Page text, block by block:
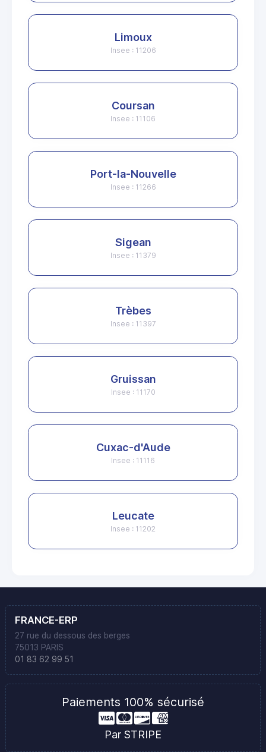
Limoux
Insee : 11206
Coursan
Insee : 11106
Port-la-Nouvelle
Insee : 11266
Sigean
Insee : 11379
Trèbes
Insee : 11397
Gruissan
Insee : 11170
Cuxac-d'Aude
Insee : 11116
Leucate
Insee : 11202
FRANCE-ERP
27 rue du dessous des berges
75013 PARIS
01 83 62 99 51
Paiements 100% sécurisé
Par STRIPE